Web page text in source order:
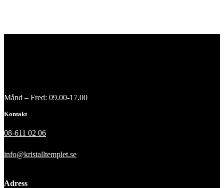
Månd – Fred: 09.00-17.00
Kontakt
08-611 02 06
info@kristalltemplet.se
Adress